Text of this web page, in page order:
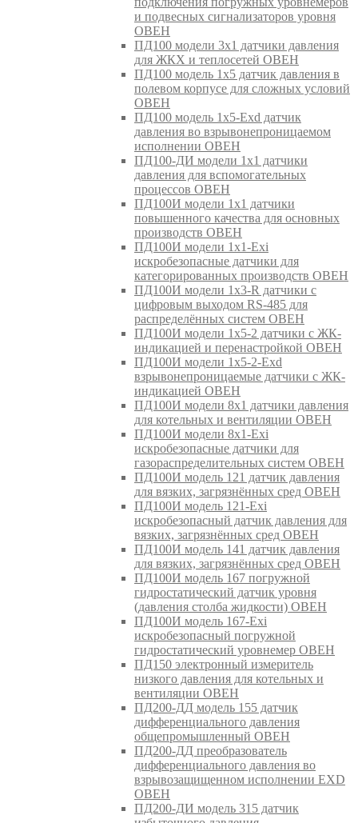
и подвесных сигнализаторов уровня
ОВЕН
ПД100 модели 3х1 датчики давления
для ЖКХ и теплосетей ОВЕН
ПД100 модель 1х5 датчик давления в
полевом корпусе для сложных условий
ОВЕН
ПД100 модель 1х5-Exd датчик
давления во взрывонепроницаемом
исполнении ОВЕН
ПД100-ДИ модели 1х1 датчики
давления для вспомогательных
процессов ОВЕН
ПД100И модели 1х1 датчики
повышенного качества для основных
производств ОВЕН
ПД100И модели 1х1-Exi
искробезопасные датчики для
категорированных производств ОВЕН
ПД100И модели 1х3-R датчики с
цифровым выходом RS-485 для
распределённых систем ОВЕН
ПД100И модели 1х5-2 датчики с ЖК-
индикацией и перенастройкой ОВЕН
ПД100И модели 1х5-2-Exd
взрывонепроницаемые датчики с ЖК-
индикацией ОВЕН
ПД100И модели 8х1 датчики давления
для котельных и вентиляции ОВЕН
ПД100И модели 8х1-Exi
искробезопасные датчики для
газораспределительных систем ОВЕН
ПД100И модель 121 датчик давления
для вязких, загрязнённых сред ОВЕН
ПД100И модель 121-Exi
искробезопасный датчик давления для
вязких, загрязнённых сред ОВЕН
ПД100И модель 141 датчик давления
для вязких, загрязнённых сред ОВЕН
ПД100И модель 167 погружной
гидростатический датчик уровня
(давления столба жидкости) ОВЕН
ПД100И модель 167-Exi
искробезопасный погружной
гидростатический уровнемер ОВЕН
ПД150 электронный измеритель
низкого давления для котельных и
вентиляции ОВЕН
ПД200-ДД модель 155 датчик
дифференциального давления
общепромышленный ОВЕН
ПД200-ДД преобразователь
дифференциального давления во
взрывозащищенном исполнении EXD
ОВЕН
ПД200-ДИ модель 315 датчик